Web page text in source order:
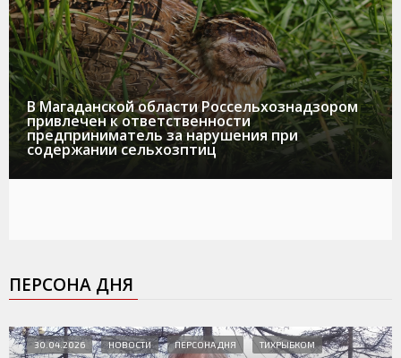
В Магаданской области Россельхознадзором
привлечен к ответственности
предприниматель за нарушения при
содержании сельхозптиц
ПЕРСОНА ДНЯ
30.04.2026 НОВОСТИ ПЕРСОНА ДНЯ ТИХРЫБКОМ